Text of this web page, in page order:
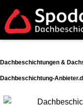
Dachbeschichtungen &
Dachbeschichtung-